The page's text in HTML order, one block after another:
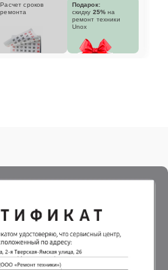
Расчет сроков
ремонта
Подарок:
скидку 25% на
ремонт техники
Unox